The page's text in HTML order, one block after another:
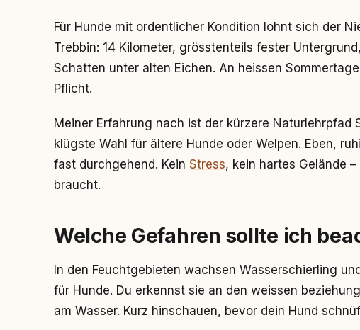
Für Hunde mit ordentlicher Kondition lohnt sich der
Trebbin: 14 Kilometer, grösstenteils fester
Schatten unter alten Eichen. An heissen
Pflicht.
Meiner Erfahrung nach ist der kürzere Naturlehrpfad
klügste Wahl für ältere Hunde oder Welpen. Eben,
fast durchgehend. Kein Stress, kein hartes Gelände
braucht.
Welche Gefahren sollte ich
In den Feuchtgebieten wachsen Wasserschierling
für Hunde. Du erkennst sie an den weissen
am Wasser. Kurz hinschauen, bevor dein Hund